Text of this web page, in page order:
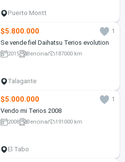
Puerto Montt
$5.800.000
1
Se vende fiel Daihatsu Terios evolution
2015 Bencina 187000 km
Talagante
$5.000.000
1
Vendo mi Terios 2008
2008 Bencina 191000 km
El Tabo